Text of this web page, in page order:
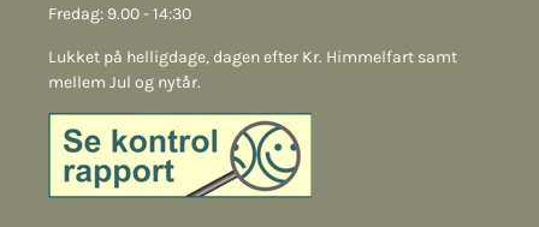
Fredag: 9.00 - 14:30
Lukket på helligdage, dagen efter Kr. Himmelfart samt
mellem Jul og nytår.